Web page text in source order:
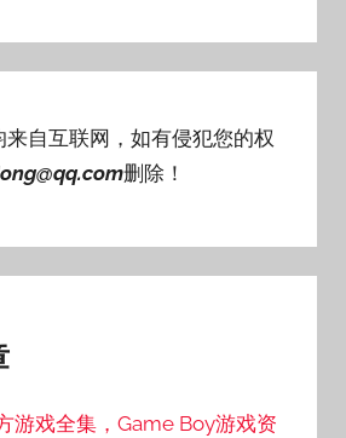
来自互联网，如有侵犯您的权
删除！
游戏全集，Game Boy游戏资